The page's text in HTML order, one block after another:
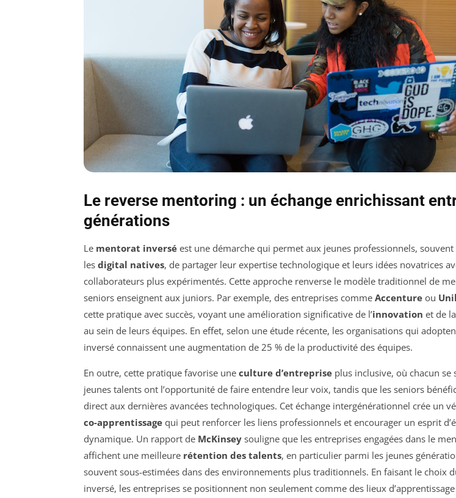
Le reverse mentoring : un échange enrichissant
générations
Le mentorat inversé est une démarche qui permet aux jeunes professionnels,
les digital natives, de partager leur expertise technologique et leurs idées novatrices
collaborateurs plus expérimentés. Cette approche renverse le modèle traditionnel de
seniors enseignent aux juniors. Par exemple, des entreprises comme Accenture ou
cette pratique avec succès, voyant une amélioration significative de l’innovation et de la
au sein de leurs équipes. En effet, selon une étude récente, les organisations qui
inversé connaissent une augmentation de 25 % de la productivité des équipes.
En outre, cette pratique favorise une culture d’entreprise plus inclusive, où chacun se
jeunes talents ont l’opportunité de faire entendre leur voix, tandis que les seniors
direct aux dernières avancées technologiques. Cet échange intergénérationnel crée un
co-apprentissage qui peut renforcer les liens professionnels et encourager un esprit
dynamique. Un rapport de McKinsey souligne que les entreprises engagées dans le
affichent une meilleure rétention des talents, en particulier parmi les jeunes
souvent sous-estimées dans des environnements plus traditionnels. En faisant le choix
inversé, les entreprises se positionnent non seulement comme des lieux d’apprentissage